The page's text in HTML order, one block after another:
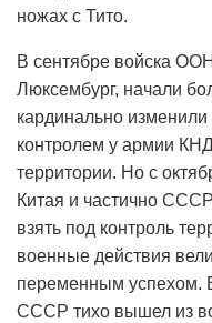
ножах с Тито.
В сентябре войска
Люксембург, начали
кардинально
контролем у армии
территории. Но с
Китая и частично
взять под контроль
военные действия
переменным успехом.
СССР тихо вышел из